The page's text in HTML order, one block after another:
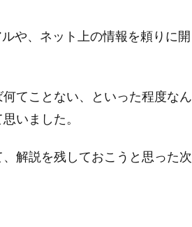
や、ネット上の情報を頼りに開
てことない、といった程度なん
いました。
解説を残しておこうと思った次